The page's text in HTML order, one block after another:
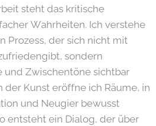
steht das kritische
Wahrheiten. Ich verstehe
Prozess, der sich nicht mit
sondern
und Zwischentöne sichtbar
Kunst eröffne ich Räume, in
und Neugier bewusst
entsteht ein Dialog, der über